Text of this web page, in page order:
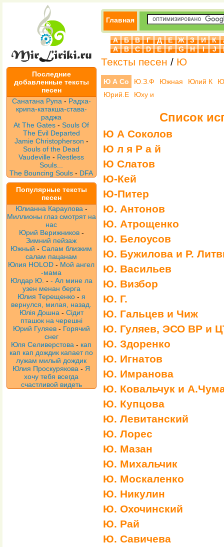
Последние
добавленные тексты
песен
Санатана Рупа - Радха-
крипа-катакша-става-
раджа
At The Gates -Souls Of
The Evil Departed
Jamie Christopherson -
Souls of the Dead
Vaudeville- Restless
Souls...
The Bouncing Souls - DFA
Популярные тексты
песен
Юлианна Караулова -
Миллионы глаз смотрят на
нас
Юрий Верижников -
Зимний пейзаж
Южный -Салам близким
салам пацанам
Юлия HOLOD - Мой ангел
-мама
Юлдар Ю. - - Ал мине ла
узен менан берга
Юлия Терещенко - я
вернулся, милая, назад.
Юлія Дошна - Сідит
пташок на черешні
Юрий Гуляев - Горячий
снег
Юля Селиверстова - кап
кап кап дождик капает по
лужам милый дождик
Юлия Проскурякова - Я
хочу тебя всегда
счастливой видеть
Главная
А Б В Г Д Е Ж З И К
A
B C D E F G H I J
Тексты песен / Ю
Ю А Со Ю.З.Ф Южная Юлий К
Юрий.Е
Юху и
Список
Ю А Соколов
Ю л я Р а й
Ю Слатов
Ю-Кей
Ю-Питер
Ю. Антонов
Ю. Атрощенко
Ю. Белоусов
Ю. Бужилова и Р.
Ю. Васильев
Ю. Визбор
Ю. Г.
Ю. Гальцев и Чиж
Ю. Гуляев, ЭСО ВР и
Ю. Здоренко
Ю. Игнатов
Ю. Имранова
Ю. Ковальчук и
Ю. Купцова
Ю. Левитанский
Ю. Лорес
Ю. Мазан
Ю. Михальчик
Ю. Москаленко
Ю. Никулин
Ю. Охочинский
Ю. Рай
Ю. Савичева